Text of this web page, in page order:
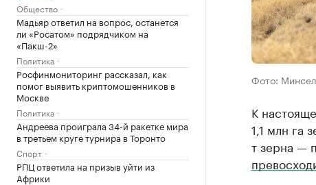
Общество
Мадьяр ответил на вопрос, останется
ли «Росатом» подрядчиком на
«Пакш-2»
Политика
Росфинмониторинг рассказал, как
помог выявить криптомошенников в
Москве
Политика
Андреева проиграла 34-й ракетке мира
в третьем круге турнира в Торонто
Спорт
РПЦ ответила на призыв уйти из
Африки
Фото:
К
1,1 млн га
т зерна —